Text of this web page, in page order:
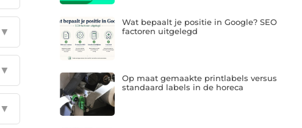
▼
▼
▼
Wat bepaalt je positie in Google? SEO
factoren uitgelegd
Op maat gemaakte printlabels versus
standaard labels in de horeca